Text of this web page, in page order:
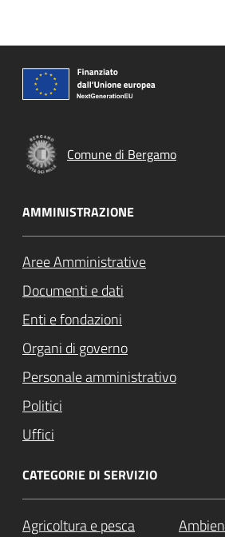
Comune di Bergamo
AMMINISTRAZIONE
Aree Amministrative
Documenti e dati
Enti e fondazioni
Organi di governo
Personale amministrativo
Politici
Uffici
CATEGORIE DI SERVIZIO
Agricoltura e pesca